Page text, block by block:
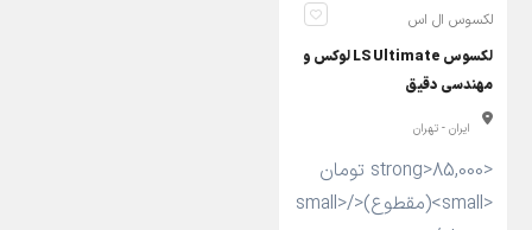
لکسوس ال اس
لکسوس LS Ultimate لوکس و
مهندسی دقیق
ایران - تهران
<strong>85,000 تومان
<small>(مقطوع)</small>